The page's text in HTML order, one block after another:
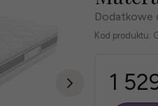
Dodatkowe
Kod produktu:
1